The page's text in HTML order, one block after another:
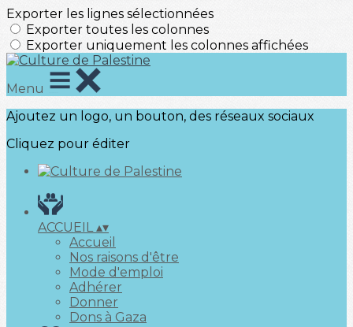
Exporter les lignes sélectionnées
Exporter toutes les colonnes
Exporter uniquement les colonnes affichées
Menu
Ajoutez un logo, un bouton, des réseaux sociaux
Cliquez pour éditer
ACCUEIL▴▾
Accueil
Nos raisons d'être
Mode d'emploi
Adhérer
Donner
Dons à Gaza